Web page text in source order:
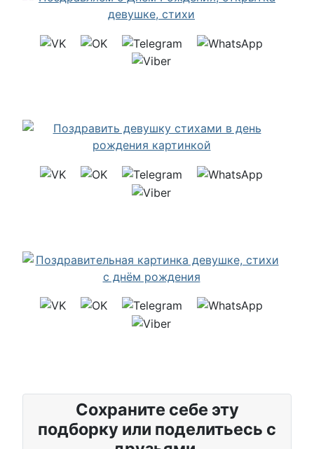
Сохраните себе эту
подборку или поделитьесь с